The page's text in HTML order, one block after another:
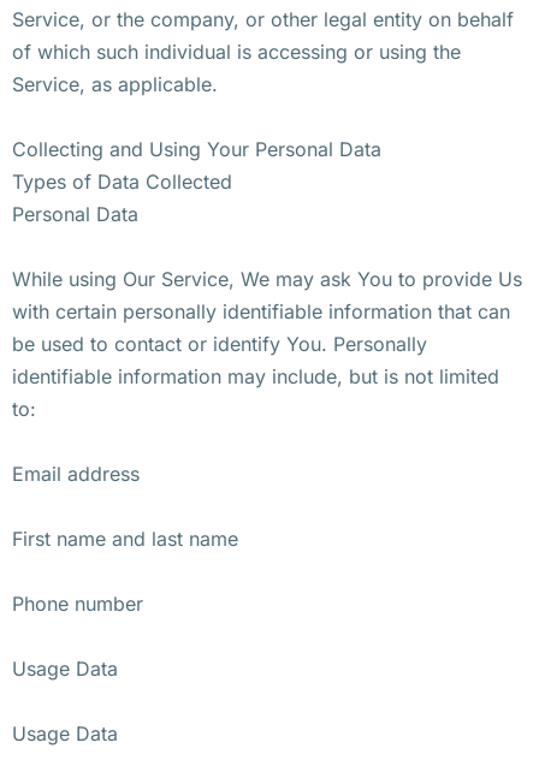
Service, or the company, or other legal entity on behalf
of which such individual is accessing or using the
Service, as applicable.
Collecting and Using Your Personal Data
Types of Data Collected
Personal Data
While using Our Service, We may ask You to provide Us
with certain personally identifiable information that can
be used to contact or identify You. Personally
identifiable information may include, but is not limited
to:
Email address
First name and last name
Phone number
Usage Data
Usage Data